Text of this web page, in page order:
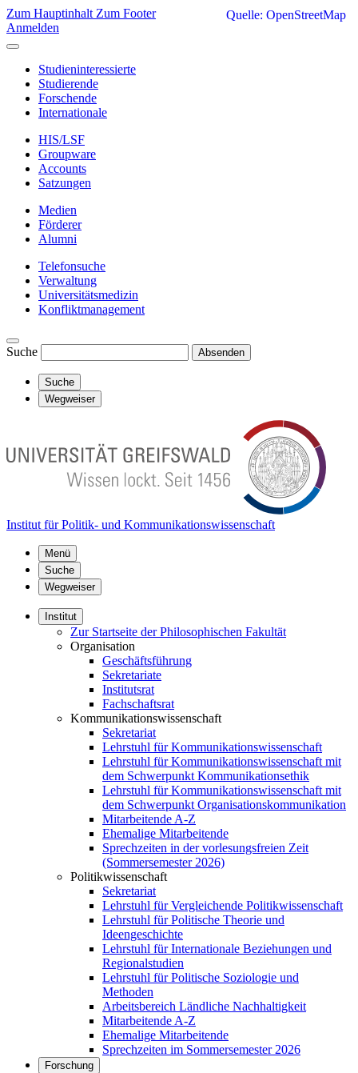
Zum Hauptinhalt Zum Footer
Anmelden
Studieninteressierte
Studierende
Forschende
Internationale
HIS/LSF
Groupware
Accounts
Satzungen
Medien
Förderer
Alumni
Telefonsuche
Verwaltung
Universitätsmedizin
Konfliktmanagement
Suche Absenden
Suche
Wegweiser
Institut für Politik- und Kommunikationswissenschaft
Menü
Suche
Wegweiser
Institut
Zur Startseite der Philosophischen Fakultät
Organisation
Geschäftsführung
Sekretariate
Institutsrat
Fachschaftsrat
Kommunikationswissenschaft
Sekretariat
Lehrstuhl für Kommunikationswissenschaft
Lehrstuhl für Kommunikationswissenschaft mit
dem Schwerpunkt Kommunikationsethik
Lehrstuhl für Kommunikationswissenschaft mit
dem Schwerpunkt Organisationskommunikation
Mitarbeitende A-Z
Ehemalige Mitarbeitende
Sprechzeiten in der vorlesungsfreien Zeit
(Sommersemester 2026)
Politikwissenschaft
Sekretariat
Lehrstuhl für Vergleichende Politikwissenschaft
Lehrstuhl für Politische Theorie und
Ideengeschichte
Lehrstuhl für Internationale Beziehungen und
Regionalstudien
Lehrstuhl für Politische Soziologie und
Methoden
Arbeitsbereich Ländliche Nachhaltigkeit
Mitarbeitende A-Z
Ehemalige Mitarbeitende
Sprechzeiten im Sommersemester 2026
Forschung
Quelle: OpenStreetMap